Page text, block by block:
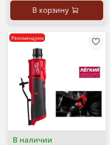
В корзину
В наличии
Рекомендуем